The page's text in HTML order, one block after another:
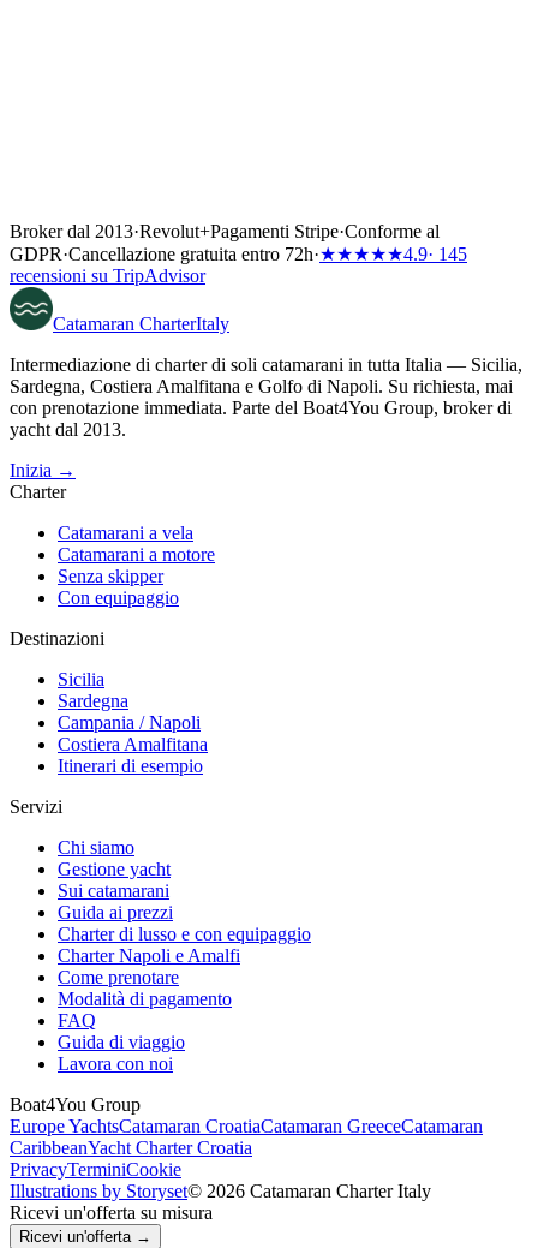
Broker dal 2013·Revolut+Pagamenti Stripe·Conforme al
GDPR·Cancellazione gratuita entro 72h·★★★★★4.9· 145
recensioni su TripAdvisor
Catamaran CharterItaly
Intermediazione di charter di soli catamarani in tutta Italia — Sicilia,
Sardegna, Costiera Amalfitana e Golfo di Napoli. Su richiesta, mai
con prenotazione immediata. Parte del Boat4You Group, broker di
yacht dal 2013.
Inizia →
Charter
Catamarani a vela
Catamarani a motore
Senza skipper
Con equipaggio
Destinazioni
Sicilia
Sardegna
Campania / Napoli
Costiera Amalfitana
Itinerari di esempio
Servizi
Chi siamo
Gestione yacht
Sui catamarani
Guida ai prezzi
Charter di lusso e con equipaggio
Charter Napoli e Amalfi
Come prenotare
Modalità di pagamento
FAQ
Guida di viaggio
Lavora con noi
Boat4You Group
Europe YachtsCatamaran CroatiaCatamaran GreeceCatamaran
CaribbeanYacht Charter Croatia
PrivacyTerminiCookie
Illustrations by Storyset© 2026 Catamaran Charter Italy
Ricevi un'offerta su misura
Ricevi un'offerta →